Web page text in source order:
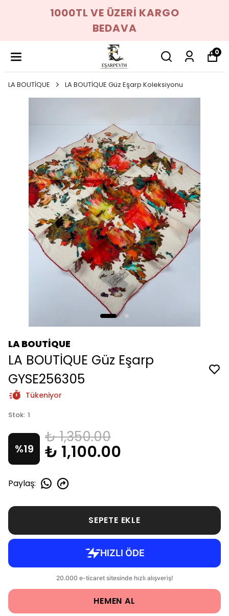
1000TL VE ÜZERİ KARGO
BEDAVA
0
LA BOUTİQUE LA BOUTİQUE Güz Eşarp Koleksiyonu
LA BOUTİQUE
LA BOUTİQUE Güz Eşarp
GYSE256305
Tükeniyor
Stok: 1
%19
₺ 1,350.00
₺ 1,100.00
Paylaş:
SEPETE EKLE
HEMEN AL